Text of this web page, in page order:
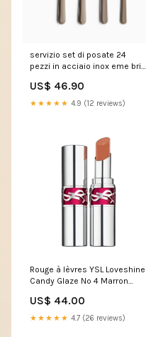
servizio set di posate 24
pezzi in acciaio inox eme brio
8059973147740
US$ 46.90
★★★★★ 4.9 (12 reviews)
Rouge à lèvres YSL Loveshine
Candy Glaze Nº 4 Marron
US$ 44.00
★★★★★ 4.7 (26 reviews)